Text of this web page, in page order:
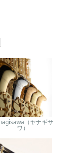
（ヤナギサ
ワ）